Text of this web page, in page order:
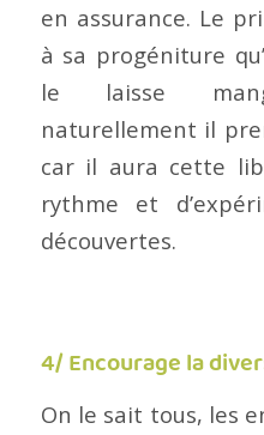
en assurance. Le
à sa progéniture
le laisse
naturellement il
car il aura cette
rythme et
découvertes.
4/ Encourage la
On le sait tous, les